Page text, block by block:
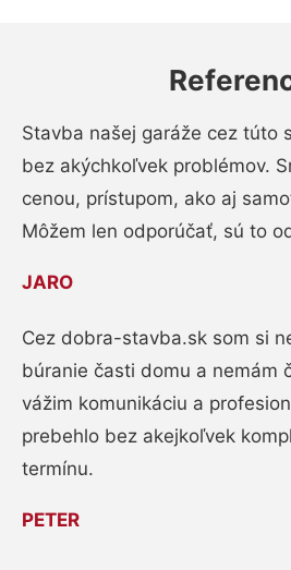
Stavba našej garáže cez túto
bez akýchkoľvek problémov.
cenou, prístupom, ako aj
Môžem len odporúčať, sú to
JARO
Cez dobra-stavba.sk som si
búranie časti domu a nemám
vážim komunikáciu a
prebehlo bez akejkoľvek
termínu.
PETER